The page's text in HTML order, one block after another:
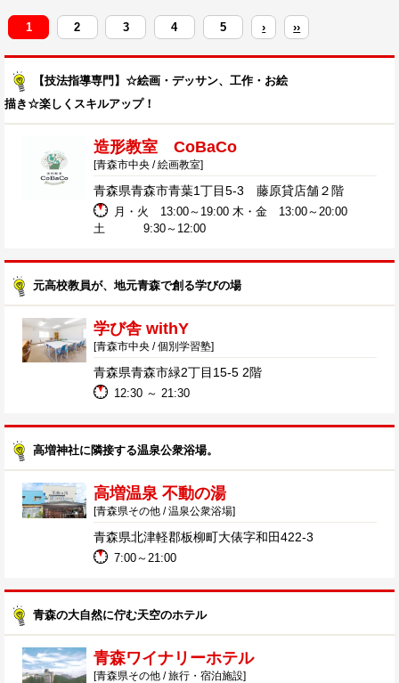
1 2 3 4 5 › ››
【技法指導専門】☆絵画・デッサン、工作・お絵
描き☆楽しくスキルアップ！
造形教室 CoBaCo
[青森市中央 / 絵画教室]
青森県青森市青葉1丁目5-3 藤原貸店舗２階
月・火 13:00～19:00 木・金 13:00～20:00
土 9:30～12:00
元高校教員が、地元青森で創る学びの場
学び舎 withY
[青森市中央 / 個別学習塾]
青森県青森市緑2丁目15-5 2階
12:30 ～ 21:30
高増神社に隣接する温泉公衆浴場。
高増温泉 不動の湯​
[青森県その他 / 温泉公衆浴場]
青森県北津軽郡板柳町大俵字和田422-3 ​
7:00～21:00​
青森の大自然に佇む天空のホテル
青森ワイナリーホテル
[青森県その他 / 旅行・宿泊施設]